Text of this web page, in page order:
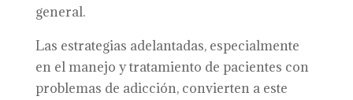
general.
Las estrategias adelantadas, especialmente
en el manejo y tratamiento de pacientes con
problemas de adicción, convierten a este